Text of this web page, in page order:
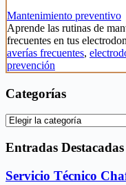
Mantenimiento preventivo
Aprende las rutinas de
frecuentes en tus
averías frecuentes,
prevención
Categorías
Categorías
Entradas Destacadas
Servicio Técnico